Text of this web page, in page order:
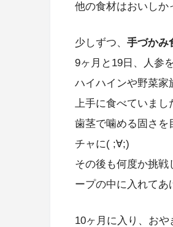
他の食材はおいし
少しずつ、 手づかみ
9ヶ月と19日、人参
ハイハインや野菜家
上手に食べていまし
歯茎で噛める固さを
チャに( ;∀;)
その後も何度か挑戦
ープの中に入れてあ
10ヶ月に入り、お